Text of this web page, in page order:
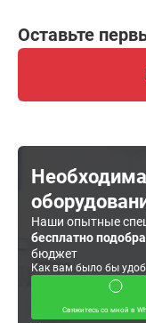
Оставьте
Наши опытные
бесплатно
бюджет
Как вам было бы
Свяжитесь со мной в